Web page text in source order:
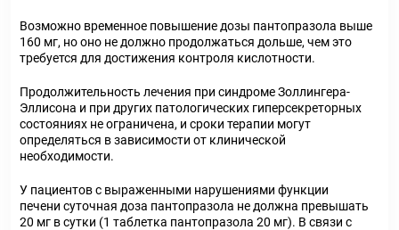
Возможно временное повышение дозы пантопразола выше
160 мг, но оно не должно продолжаться дольше, чем это
требуется для достижения контроля кислотности.
Продолжительность лечения при синдроме Золлингера-
Эллисона и при других патологических гиперсекреторных
состояниях не ограничена, и сроки терапии могут
определяться в зависимости от клинической
необходимости.
У пациентов с выраженными нарушениями функции
печени суточная доза пантопразола не должна превышать
20 мг в сутки (1 таблетка пантопразола 20 мг). В связи с